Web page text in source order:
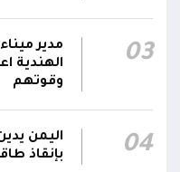
23:16
مركز الملك
وتجهيز
وسقطرى يستفيد
03
مدير
الهندية
وقوتهم
04
اليمن
بإنقاذ